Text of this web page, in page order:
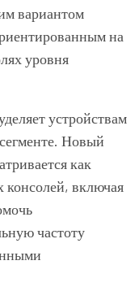
вариантом
на
уровня
устройствам
Новый
как
консолей, включая
частоту